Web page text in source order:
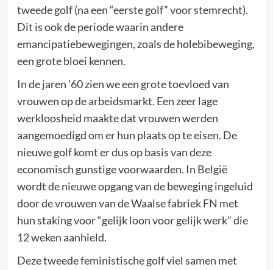
tweede golf (na een “eerste golf” voor stemrecht).
Dit is ook de periode waarin andere
emancipatiebewegingen, zoals de holebibeweging,
een grote bloei kennen.
In de jaren ’60 zien we een grote toevloed van
vrouwen op de arbeidsmarkt. Een zeer lage
werkloosheid maakte dat vrouwen werden
aangemoedigd om er hun plaats op te eisen. De
nieuwe golf komt er dus op basis van deze
economisch gunstige voorwaarden. In België
wordt de nieuwe opgang van de beweging ingeluid
door de vrouwen van de Waalse fabriek FN met
hun staking voor “gelijk loon voor gelijk werk” die
12 weken aanhield.
Deze tweede feministische golf viel samen met